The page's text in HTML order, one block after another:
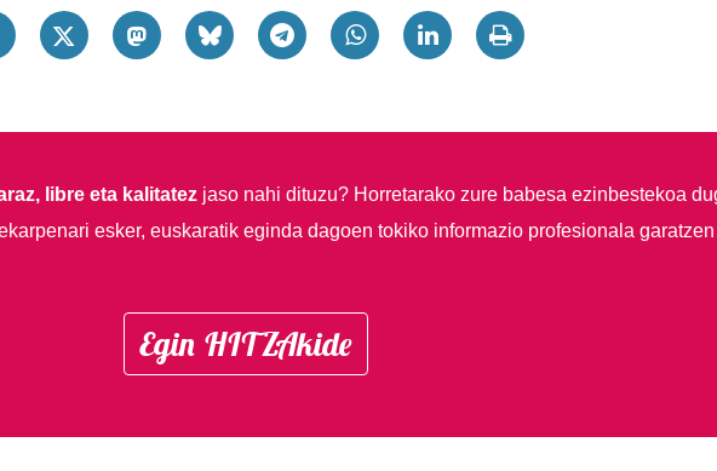
libre eta kalitatezjaso nahi dituzu? Horretarako zure babesa ezinbestekoa
esker, euskaratik eginda dagoen tokiko informazio profesionala garatzen
Egin HITZAkide